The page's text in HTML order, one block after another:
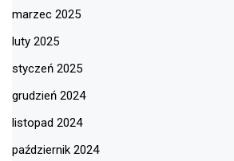
marzec 2025
luty 2025
styczeń 2025
grudzień 2024
listopad 2024
październik 2024